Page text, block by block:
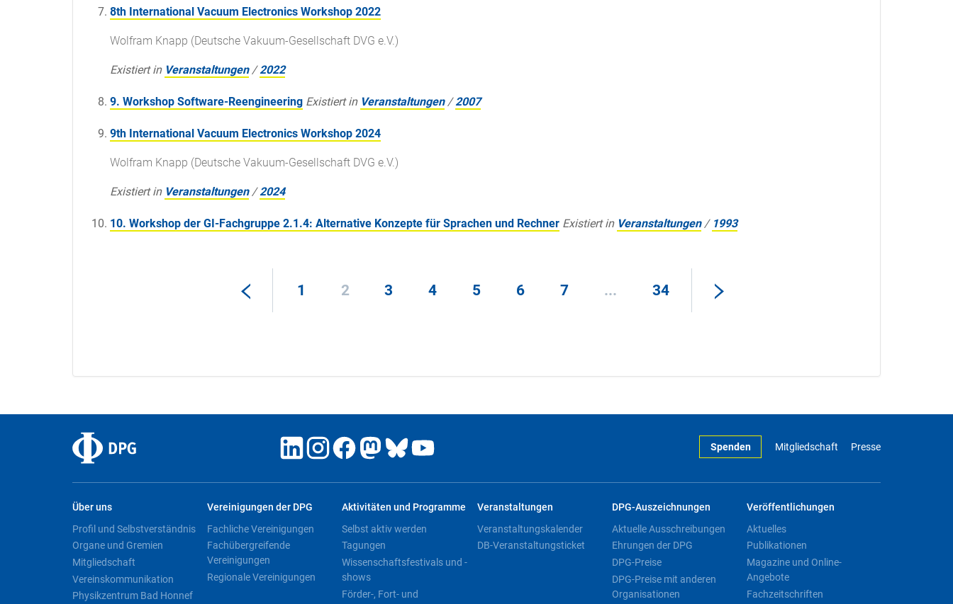
8th International Vacuum Electronics Workshop 2022
Wolfram Knapp (Deutsche Vakuum-Gesellschaft DVG e.V.)
Existiert in Veranstaltungen /2022
9. Workshop Software-Reengineering Existiert in Veranstaltungen /2007
9th International Vacuum Electronics Workshop 2024
Wolfram Knapp (Deutsche Vakuum-Gesellschaft DVG e.V.)
Existiert in Veranstaltungen /2024
10. Workshop der GI-Fachgruppe 2.1.4: Alternative Konzepte für Sprachen und Rechner Existiert in Veranstaltungen / 1993
1 2 3 4 5 6 7 ... 34
Spenden Mitgliedschaft Presse
Über uns
Profil und Selbstverständnis
Organe und Gremien
Mitgliedschaft
Vereinskommunikation
Physikzentrum Bad Honnef
Vereinigungen der DPG
Fachliche Vereinigungen
Fachübergreifende
Vereinigungen
Regionale Vereinigungen
Aktivitäten und Programme
Selbst aktiv werden
Tagungen
Wissenschaftsfestivals und -
shows
Förder-, Fort- und
Veranstaltungen
Veranstaltungskalender
DB-Veranstaltungsticket
DPG-Auszeichnungen
Aktuelle Ausschreibungen
Ehrungen der DPG
DPG-Preise
DPG-Preise mit anderen
Organisationen
Veröffentlichungen
Aktuelles
Publikationen
Magazine und Online-
Angebote
Fachzeitschriften